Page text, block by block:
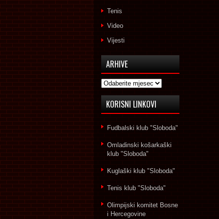
Tenis
Video
Vijesti
ARHIVE
Arhive
KORISNI LINKOVI
Fudbalski klub "Sloboda"
Omladinski košarkaški
klub "Sloboda"
Kuglaški klub "Sloboda"
Tenis klub "Sloboda"
Olimpijski komitet Bosne
i Hercegovine